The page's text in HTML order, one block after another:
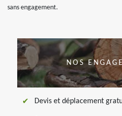
sans engagement.
NOS
Devis et déplacement